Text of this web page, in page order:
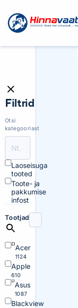
Filtrid
Otsi
kategooriast
Laoseisuga
tooted
Toote- ja
pakkumise
infost
Tootjad
Acer
1124
Apple
610
Asus
1087
Blackview